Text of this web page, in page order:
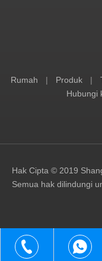
Rumah | Produk |
Hubungi
Hak Cipta © 2019
Semua hak dilindungi